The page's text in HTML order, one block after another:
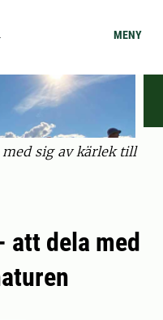
MENY
sig av kärlek till
att dela med